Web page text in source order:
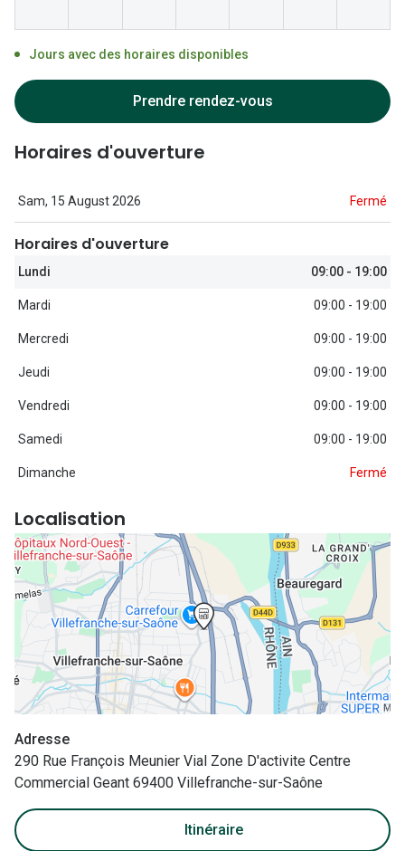
Coach
Nos
Comment
La santé
Tous
Nos
Tous nos
Jours avec des horaires disponibles
Prendre rendez-vous
Horaires d'ouverture
Sam, 15 August 2026 Fermé
Horaires d'ouverture
Lundi 09:00 - 19:00
Mardi 09:00 - 19:00
Mercredi 09:00 - 19:00
Jeudi 09:00 - 19:00
Vendredi 09:00 - 19:00
Samedi 09:00 - 19:00
Dimanche Fermé
Localisation
Adresse
290 Rue François Meunier Vial Zone D'activite Centre
Commercial Geant 69400 Villefranche-sur-Saône
Itinéraire